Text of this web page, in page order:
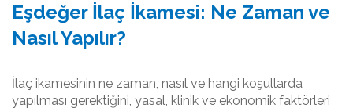
Eşdeğer İlaç İkamesi: Ne Zaman ve
Nasıl Yapılır?
İlaç ikamesinin ne zaman, nasıl ve hangi koşullarda
yapılması gerektiğini, yasal, klinik ve ekonomik faktörleri